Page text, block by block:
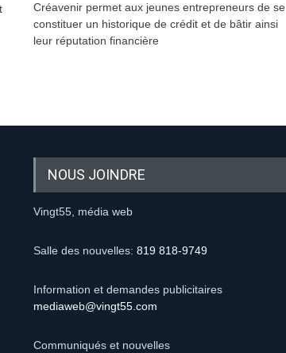
Créavenir permet aux jeunes entrepreneurs de se
constituer un historique de crédit et de bâtir ainsi
leur réputation financière
NOUS JOINDRE
Vingt55, média web
Salle des nouvelles: 819 818-9749
Information et demandes publicitaires
mediaweb@vingt55.com
Communiqués et nouvelles